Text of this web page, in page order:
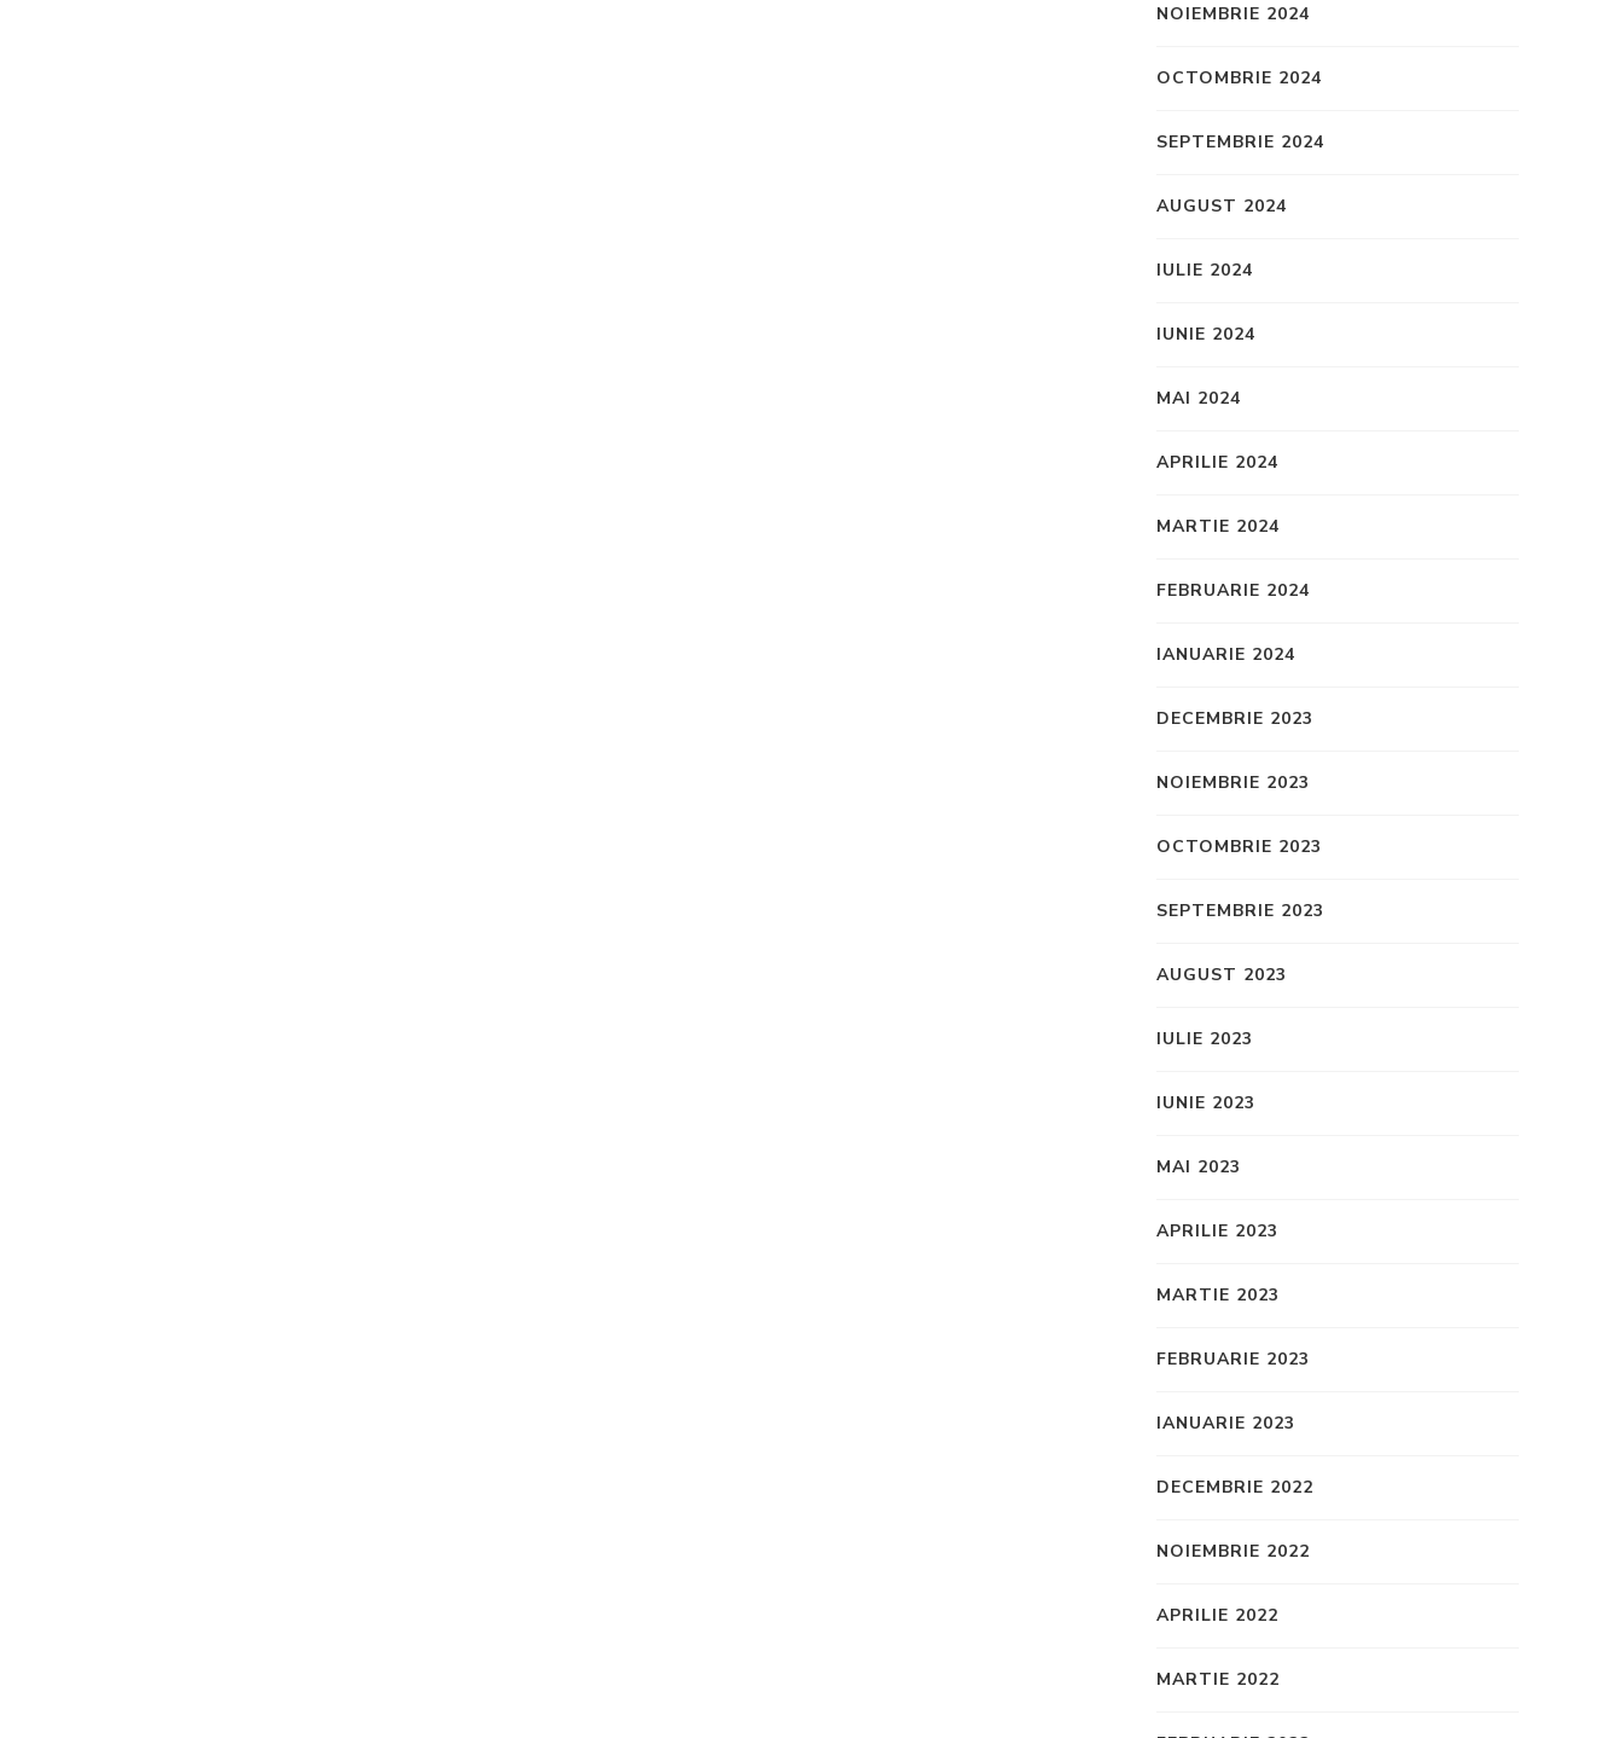
NOIEMBRIE 2024
OCTOMBRIE 2024
SEPTEMBRIE 2024
AUGUST 2024
IULIE 2024
IUNIE 2024
MAI 2024
APRILIE 2024
MARTIE 2024
FEBRUARIE 2024
IANUARIE 2024
DECEMBRIE 2023
NOIEMBRIE 2023
OCTOMBRIE 2023
SEPTEMBRIE 2023
AUGUST 2023
IULIE 2023
IUNIE 2023
MAI 2023
APRILIE 2023
MARTIE 2023
FEBRUARIE 2023
IANUARIE 2023
DECEMBRIE 2022
NOIEMBRIE 2022
APRILIE 2022
MARTIE 2022